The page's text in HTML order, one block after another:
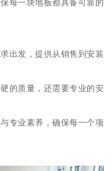
每一块地板都具备可靠的
出发，提供从销售到安装
的质量，还需要专业的安
专业素养，确保每一个项